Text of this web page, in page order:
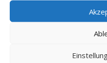
Euro für das Projekt
Nürnberg 2025“. Die
innovative Klangkunst
Weise erlebbar.